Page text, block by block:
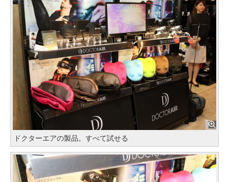
ドクターエアの製品。すべて試せる